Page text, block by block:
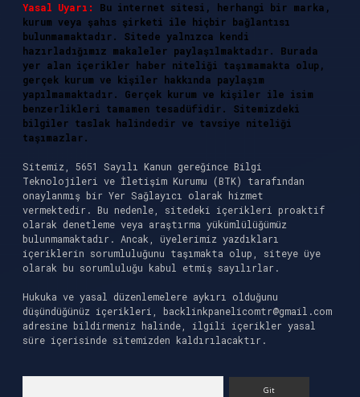
Yasal Uyarı:
Bu internet sitesi, herhangi bir marka,
kurum veya şahıs şirketi ile hiçbir bağlantısı
bulunmamaktadır. Sitede yalnızca kendi
hazırladığımız makaleler paylaşılmaktadır. Burada
yer alan içerikler haber niteliği taşımamakta olup,
gerçek kurum ve kişiler hakkında paylaşım
yapılmamaktadır. Gerçek kurum ve kişiler ile isim
benzerlikleri tamamen tesadüfidir. Sitemizdeki
bilgiler taslak halindedir ve tavsiye niteliği
taşımazlar.
Sitemiz, 5651 Sayılı Kanun gereğince Bilgi
Teknolojileri ve İletişim Kurumu (BTK) tarafından
onaylanmış bir Yer Sağlayıcı olarak hizmet
vermektedir. Bu nedenle, sitedeki içerikleri proaktif
olarak denetleme veya araştırma yükümlülüğümüz
bulunmamaktadır. Ancak, üyelerimiz yazdıkları
içeriklerin sorumluluğunu taşımakta olup, siteye üye
olarak bu sorumluluğu kabul etmiş sayılırlar.
Hukuka ve yasal düzenlemelere aykırı olduğunu
düşündüğünüz içerikleri, backlinkpanelicomtr@gmail.com
adresine bildirmeniz halinde, ilgili içerikler yasal
süre içerisinde sitemizden kaldırılacaktır.